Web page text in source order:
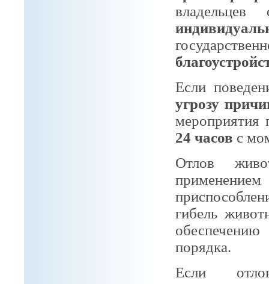
Если
угрозу
мероприятия
24 часов с
Отлов
гибель
порядка.
Если